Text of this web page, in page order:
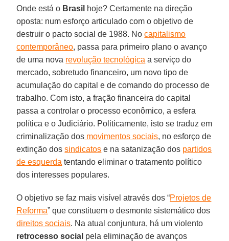
Onde está o Brasil hoje? Certamente na direção
oposta: num esforço articulado com o objetivo de
destruir o pacto social de 1988. Nocapitalismo
contemporâneo, passa para primeiro plano o avanço
de uma nova revolução tecnológica a serviço do
mercado, sobretudo financeiro, um novo tipo de
acumulação do capital e de comando do processo de
trabalho. Com isto, a fração financeira do capital
passa a controlar o processo econômico, a esfera
política e o Judiciário. Politicamente, isto se traduz em
criminalização dos movimentos sociais, no esforço de
extinção dossindicatos e na satanização dos partidos
de esquerda tentando eliminar o tratamento político
dos interesses populares.
O objetivo se faz mais visível através dos “Projetos de
Reforma” que constituem o desmonte sistemático dos
direitos sociais. Na atual conjuntura, há um violento
retrocesso social pela eliminação de avanços